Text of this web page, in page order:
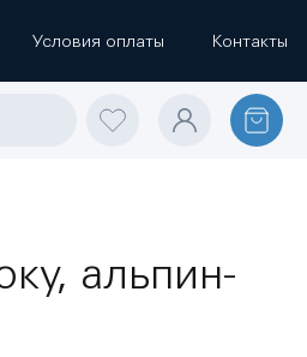
Условия оплаты Контакты
альпин-